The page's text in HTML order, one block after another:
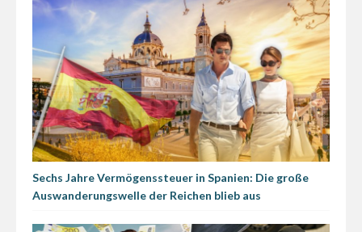
Sechs Jahre Vermögenssteuer in Spanien: Die große
Auswanderungswelle der Reichen blieb aus